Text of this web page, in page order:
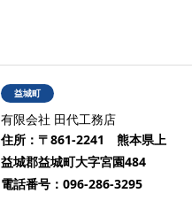
益城町
有限会社 田代工務店
住所： 〒861-2241 熊本県上
益城郡益城町大字宮園484
電話番号： 096-286-3295